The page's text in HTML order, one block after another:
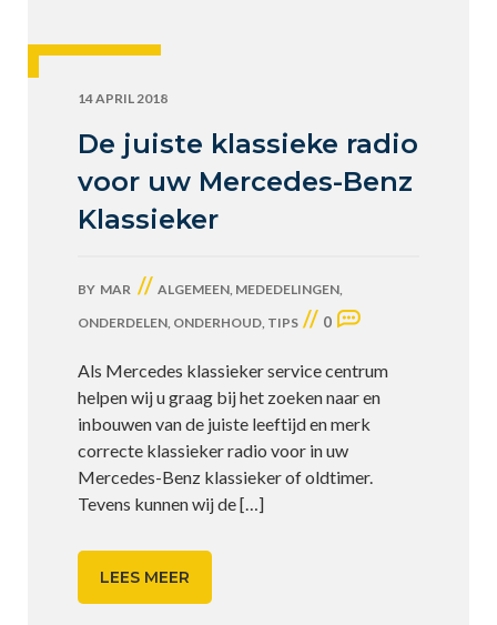
14 APRIL 2018
De juiste klassieke radio
voor uw Mercedes-Benz
Klassieker
BY MAR // ALGEMEEN, MEDEDELINGEN,
ONDERDELEN, ONDERHOUD, TIPS // 0
Als Mercedes klassieker service centrum
helpen wij u graag bij het zoeken naar en
inbouwen van de juiste leeftijd en merk
correcte klassieker radio voor in uw
Mercedes-Benz klassieker of oldtimer.
Tevens kunnen wij de[…]
LEES MEER